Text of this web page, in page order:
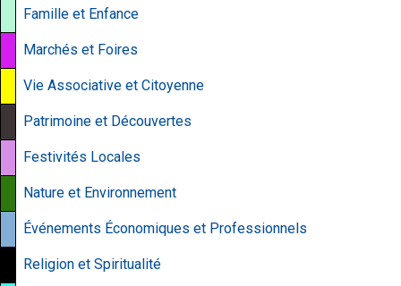
Famille et Enfance
Marchés et Foires
Vie Associative et Citoyenne
Patrimoine et Découvertes
Festivités Locales
Nature et Environnement
Événements Économiques et Professionnels
Religion et Spiritualité